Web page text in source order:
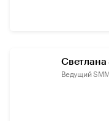
Ведущий